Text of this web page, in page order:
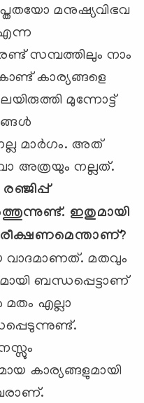
മനുഷ്യവിഭവ
സമ്പത്തിലും നാം
കാര്യങ്ങളെ
മുന്നോട്ട്
മാര്‍ഗം. അത്
അത്രയും നല്ലത്.
ഇതുമായി
വാദമാണത്. മതവും
ബന്ധപ്പെട്ടാണ്
മതം എല്ലാ
കാര്യങ്ങളുമായി